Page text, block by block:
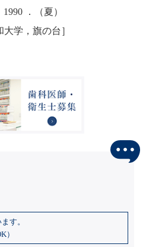
．（夏）
学，旗の台］
す。
）